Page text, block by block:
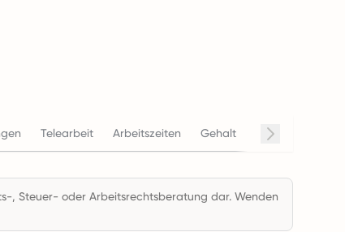
Telearbeit Arbeitszeiten Gehalt Beendigung
, Steuer- oder Arbeitsrechtsberatung dar. Wenden